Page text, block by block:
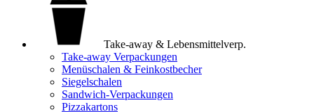
Take-away & Lebensmittelverp.
Take-away Verpackungen
Menüschalen & Feinkostbecher
Siegelschalen
Sandwich-Verpackungen
Pizzakartons